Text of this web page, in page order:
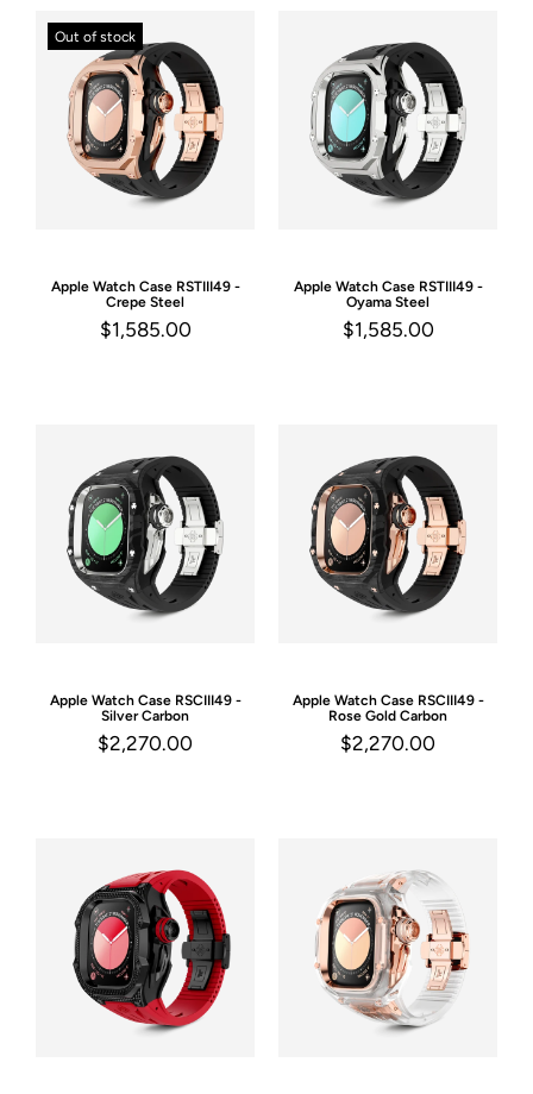
Out of stock
Apple Watch Case RSTIII49 -
Crepe Steel
$1,585.00
Apple Watch Case RSTIII49 -
Oyama Steel
$1,585.00
Apple Watch Case RSCIII49 -
Silver Carbon
$2,270.00
Apple Watch Case RSCIII49 -
Rose Gold Carbon
$2,270.00